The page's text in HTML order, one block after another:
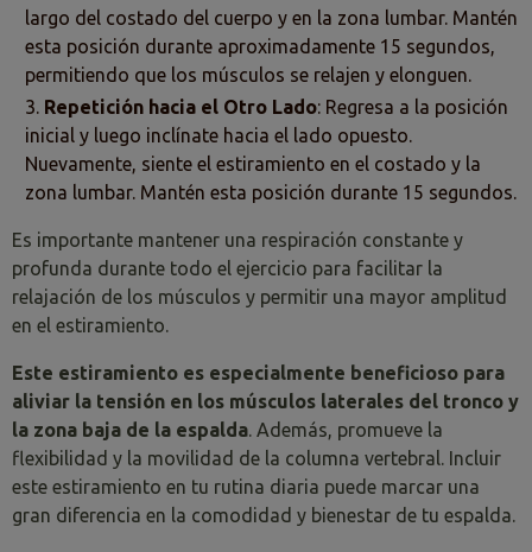
largo del costado del cuerpo y en la zona lumbar. Mantén
esta posición durante aproximadamente 15 segundos,
permitiendo que los músculos se relajen y elonguen.
Repetición hacia el Otro Lado: Regresa a la posición
inicial y luego inclínate hacia el lado opuesto.
Nuevamente, siente el estiramiento en el costado y la
zona lumbar. Mantén esta posición durante 15 segundos.
Es importante mantener una respiración constante y
profunda durante todo el ejercicio para facilitar la
relajación de los músculos y permitir una mayor amplitud
en el estiramiento.
Este estiramiento es especialmente beneficioso para
aliviar la tensión en los músculos laterales del tronco y
la zona baja de la espalda. Además, promueve la
flexibilidad y la movilidad de la columna vertebral. Incluir
este estiramiento en tu rutina diaria puede marcar una
gran diferencia en la comodidad y bienestar de tu espalda.